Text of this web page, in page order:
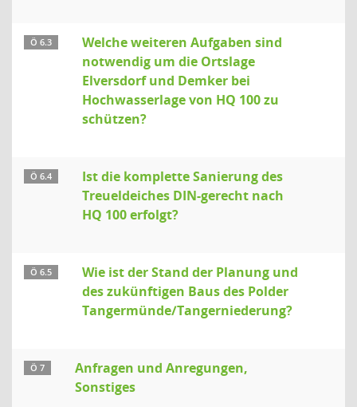
Ö 6.3
Welche weiteren Aufgaben sind
notwendig um die Ortslage
Elversdorf und Demker bei
Hochwasserlage von HQ 100 zu
schützen?
Ö 6.4
Ist die komplette Sanierung des
Treueldeiches DIN-gerecht nach
HQ 100 erfolgt?
Ö 6.5
Wie ist der Stand der Planung und
des zukünftigen Baus des Polder
Tangermünde/Tangerniederung?
Ö 7
Anfragen und Anregungen,
Sonstiges